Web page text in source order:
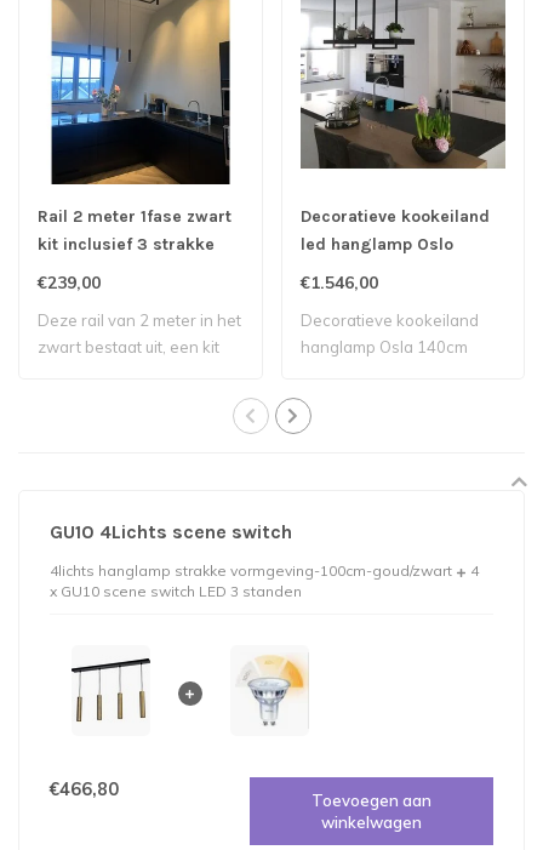
Rail 2 meter 1fase zwart
kit inclusief 3 strakke
spots
€239,00
Deze rail van 2 meter in het
zwart bestaat uit, een kit
Decoratieve kookeiland
led hanglamp Oslo
140cm
€1.546,00
Decoratieve kookeiland
hanglamp Osla 140cm
GU10 4Lichts scene switch
4lichts hanglamp strakke vormgeving-100cm-goud/zwart
4
x GU10 scene switch LED 3 standen
€466,80
Toevoegen aan
winkelwagen